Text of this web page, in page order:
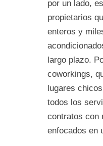
por un lado,
propietarios
enteros y
largo plazo.
coworkings,
lugares
todos los
contratos con
enfocados en